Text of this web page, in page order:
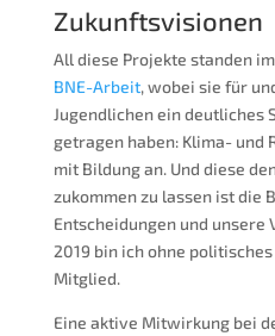
Zukunftsvisionen
All diese Projekte standen
BNE-Arbeit, wobei sie für
Jugendlichen ein deutliches
getragen haben: Klima- und
mit Bildung an. Und diese
zukommen zu lassen ist die
Entscheidungen und unsere
2019 bin ich ohne
Mitglied.
Eine aktive Mitwirkung bei